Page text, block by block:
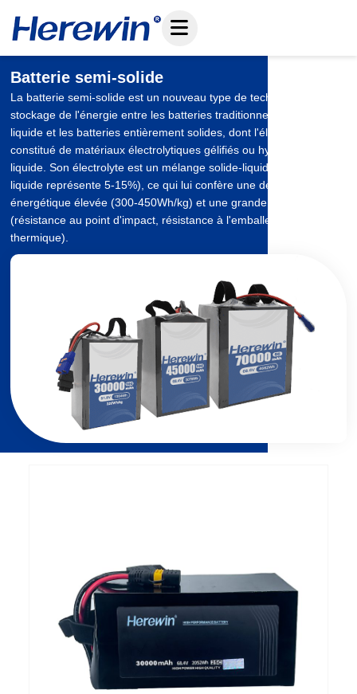
content
Batterie semi-solide
La batterie semi-solide est un nouveau type de technologie de
stockage de l'énergie entre les batteries traditionnelles au lithium
liquide et les batteries entièrement solides, dont l'électrolyte est
constitué de matériaux électrolytiques gélifiés ou hybrides solide-
liquide. Son électrolyte est un mélange solide-liquide (l'électrolyte
liquide représente 5-15%), ce qui lui confère une densité
énergétique élevée (300-450Wh/kg) et une grande sécurité
(résistance au point d'impact, résistance à l'emballement
thermique).